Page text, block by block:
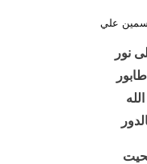
علي
نور